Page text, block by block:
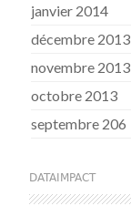
janvier 2014
décembre 2013
novembre 2013
octobre 2013
septembre 206
DATAIMPACT